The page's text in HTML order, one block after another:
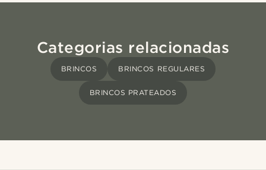
Categorias relacionadas
BRINCOS BRINCOS REGULARES
BRINCOS PRATEADOS